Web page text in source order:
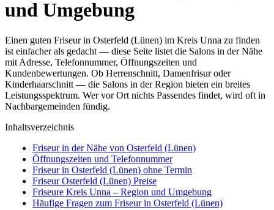
und Umgebung
Einen guten Friseur in Osterfeld (Lünen) im Kreis Unna zu finden
ist einfacher als gedacht — diese Seite listet die Salons in der Nähe
mit Adresse, Telefonnummer, Öffnungszeiten und
Kundenbewertungen. Ob Herrenschnitt, Damenfrisur oder
Kinderhaarschnitt — die Salons in der Region bieten ein breites
Leistungsspektrum. Wer vor Ort nichts Passendes findet, wird oft in
Nachbargemeinden fündig.
Inhaltsverzeichnis
Friseur in der Nähe von Osterfeld (Lünen)
Öffnungszeiten und Telefonnummer
Friseur in Osterfeld (Lünen) ohne Termin
Friseur Osterfeld (Lünen) Preise
Friseure Kreis Unna – Region und Umgebung
Häufige Fragen zum Friseur in Osterfeld (Lünen)